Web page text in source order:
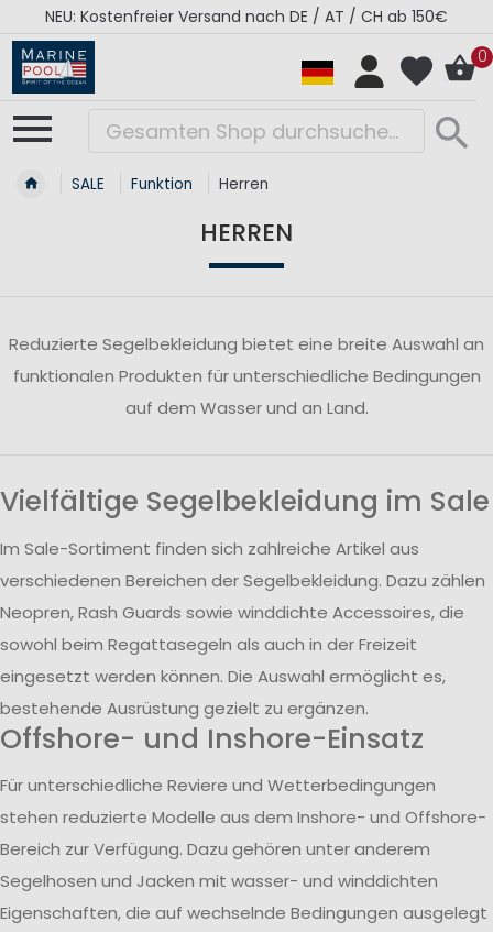
NEU: Kostenfreier Versand nach DE / AT / CH ab 150€
0
SALE Funktion Herren
HERREN
Reduzierte Segelbekleidung bietet eine breite Auswahl an
funktionalen Produkten für unterschiedliche Bedingungen
auf dem Wasser und an Land.
Vielfältige Segelbekleidung im Sale
Im Sale-Sortiment finden sich zahlreiche Artikel aus
verschiedenen Bereichen der Segelbekleidung. Dazu zählen
Neopren, Rash Guards sowie winddichte Accessoires, die
sowohl beim Regattasegeln als auch in der Freizeit
eingesetzt werden können. Die Auswahl ermöglicht es,
bestehende Ausrüstung gezielt zu ergänzen.
Offshore- und Inshore-Einsatz
Für unterschiedliche Reviere und Wetterbedingungen
stehen reduzierte Modelle aus dem Inshore- und Offshore-
Bereich zur Verfügung. Dazu gehören unter anderem
Segelhosen und Jacken mit wasser- und winddichten
Eigenschaften, die auf wechselnde Bedingungen ausgelegt